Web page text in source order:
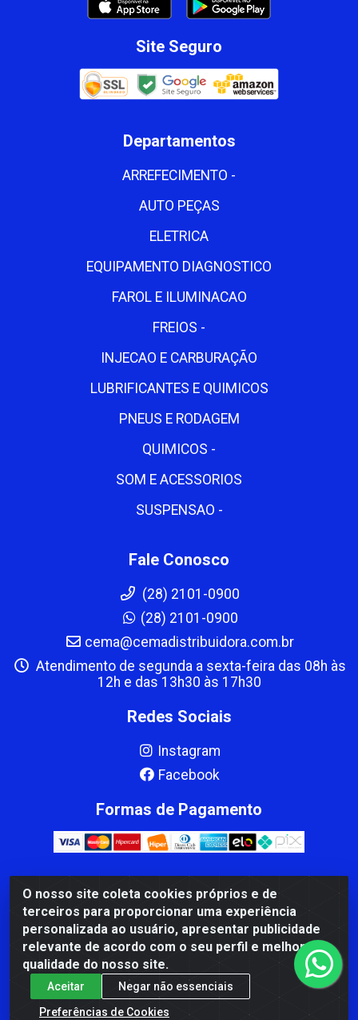
O nosso site coleta cookies próprios e de
terceiros para proporcionar uma experiência
personalizada ao usuário, apresentar publicidade
relevante de acordo com o seu perfil e melhorar a
qualidade do nosso site.
Aceitar
Negar não essenciais
Preferências de Cookies
Site Seguro
Departamentos
ARREFECIMENTO -
AUTO PEÇAS
ELETRICA
EQUIPAMENTO DIAGNOSTICO
FAROL E ILUMINACAO
FREIOS -
INJECAO E CARBURAÇÃO
LUBRIFICANTES E QUIMICOS
PNEUS E RODAGEM
QUIMICOS -
SOM E ACESSORIOS
SUSPENSAO -
Fale Conosco
(28) 2101-0900
(28) 2101-0900
cema@cemadistribuidora.com.br
Atendimento de segunda a sexta-feira das 08h às
12h e das 13h30 às 17h30
Redes Sociais
Instagram
Facebook
Formas de Pagamento
CBP MACEDO COMERCIO PEÇAS LTDA Matriz - av Mauro
Miranda Madureira, 1249 - Coramara , Cachoeiro de
Itapemirim/ES - CEP 29.311-310 - CNPJ 00.502.680/0001-41